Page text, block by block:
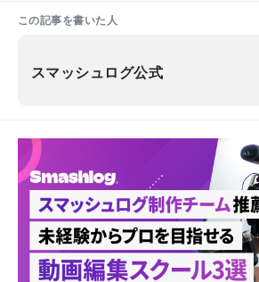
この記事を書いた人
スマッシュログ公式